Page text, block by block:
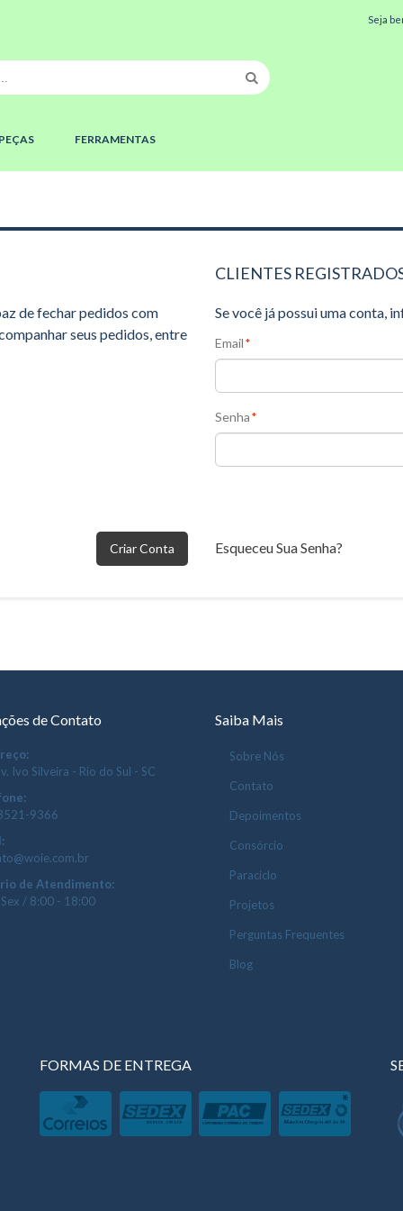
Seja
FERRAMENTAS
de fechar pedidos com
seus pedidos, entre
Criar Conta
CLIENTES
Se você já possui uma conta,
*
Email
*
Senha
Esqueceu Sua Senha?
de Contato
Ivo Silveira - Rio do Sul - SC
9366
de Atendimento:
Sex / 8:00 - 18:00
Saiba Mais
Sobre Nós
Contato
Depoimentos
Consórcio
Paraciclo
Projetos
Perguntas Frequentes
Blog
FORMAS DE ENTREGA